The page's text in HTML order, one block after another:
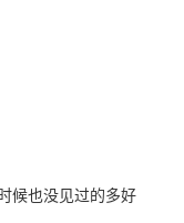
候也没见过的多好